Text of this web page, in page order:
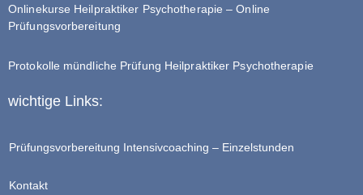
Onlinekurse Heilpraktiker Psychotherapie – Online
Prüfungsvorbereitung
Protokolle mündliche Prüfung Heilpraktiker Psychotherapie
wichtige Links:
Prüfungsvorbereitung Intensivcoaching – Einzelstunden
Kontakt